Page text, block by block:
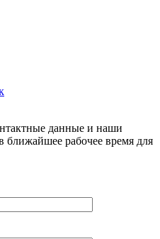
данные и наши
ближайшее рабочее время для